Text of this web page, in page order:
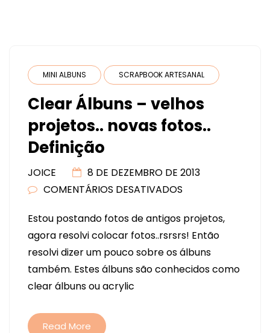
MINI ALBUNS SCRAPBOOK ARTESANAL
Clear Álbuns – velhos
projetos.. novas fotos..
Definição
JOICE
8 DE DEZEMBRO DE 2013
COMENTÁRIOS DESATIVADOS
ÁLBUNS
–
VELHOS
PROJETOS..
Estou postando fotos de antigos projetos,
agora resolvi colocar fotos..rsrsrs! Então
resolvi dizer um pouco sobre os álbuns
também. Estes álbuns são conhecidos como
clear álbuns ou acrylic
Read More